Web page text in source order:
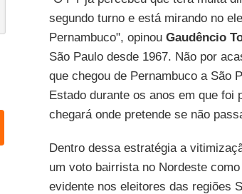
segundo turno e está mirando no
Pernambuco", opinou Gaudêncio
São Paulo desde 1967. Não por
que chegou de Pernambuco a São
Estado durante os anos em que foi
chegará onde pretende se não
Dentro dessa estratégia a
um voto bairrista no Nordeste
evidente nos eleitores das regiões